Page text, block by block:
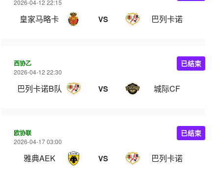
2026-04-12 22:15
皇家马略卡 VS 巴列卡诺
西协乙
2026-04-12 22:30
巴列卡诺B队 VS 城际CF
已结束
欧协联
2026-04-17 03:00
雅典AEK VS 巴列卡诺
已结束